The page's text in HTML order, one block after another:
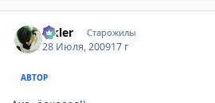
Elkler Старожилы
28 Июля, 200917 г
АВТОР